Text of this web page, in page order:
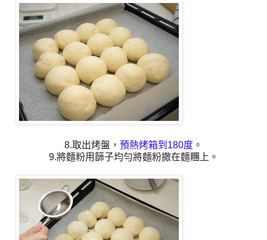
8.取出烤盤， 預熱烤箱到180度 。
9.將麵粉用篩子均勻將麵粉撒在麵糰上。